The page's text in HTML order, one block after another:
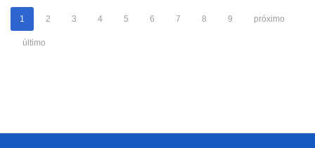
1 2 3 4 5 6 7 8 9 próximo
último